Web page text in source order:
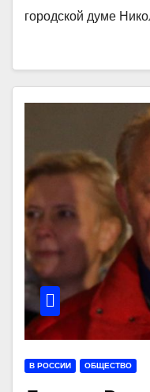
городской думе
В РОССИИ ОБЩЕСТВО